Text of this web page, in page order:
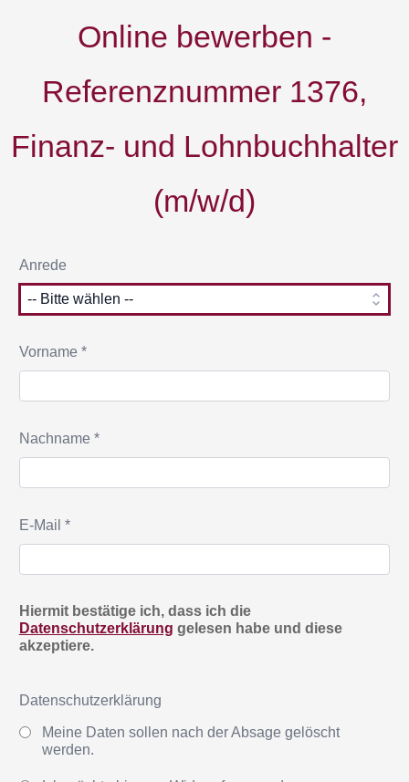
Online bewerben -
Referenznummer 1376,
Finanz- und Lohnbuchhalter
(m/w/d)
Anrede
Vorname *
Nachname *
E-Mail *
Hiermit bestätige ich, dass ich die
Datenschutzerklärung gelesen habe und diese
akzeptiere.
Datenschutzerklärung
Meine Daten sollen nach der Absage gelöscht
werden.